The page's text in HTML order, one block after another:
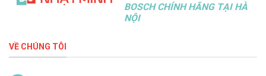
BOSCH CHÍNH HÃNG TẠI HÀ
NỘI
VỀ CHÚNG TÔI